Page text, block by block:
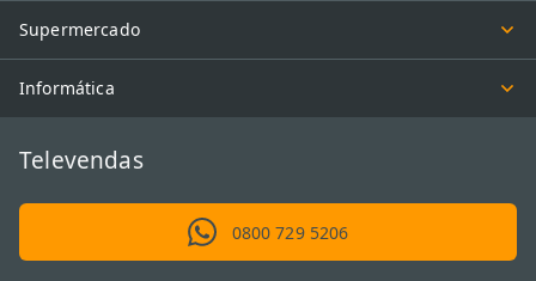
Supermercado
Informática
Televendas
0800 729 5206